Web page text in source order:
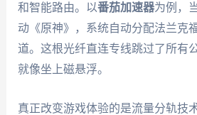
和智能路由。以番茄加速器为例，
动《原神》，系统自动分配法兰克
道。这根光纤直连专线跳过了所有
就像坐上磁悬浮。
真正改变游戏体验的是流量分轨技